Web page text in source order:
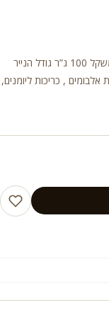
נייר איטלקי מעוצב נטול עץ -פבריאנו ,נטול חומציות. משקל 100 ג”ר גודל הנייר
אלבומים , כריכות ליומנים,